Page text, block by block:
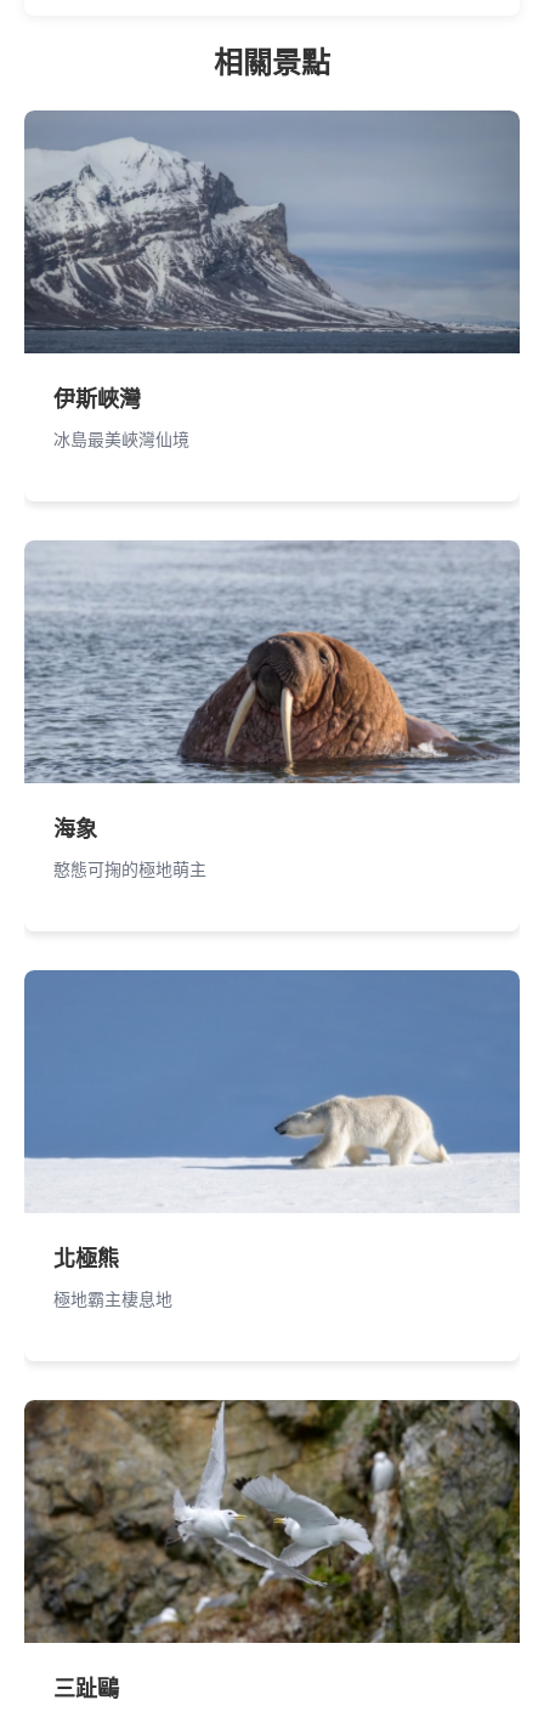
相關景點
伊斯峽灣
冰島最美峽灣仙境
海象
憨態可掬的極地萌主
北極熊
極地霸主棲息地
三趾鷗